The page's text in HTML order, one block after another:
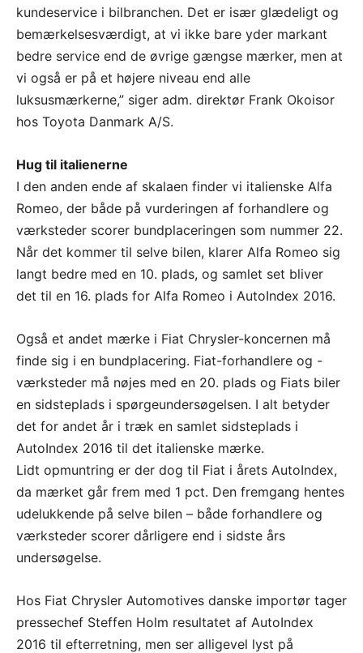
kundeservice i bilbranchen. Det er især glædeligt og
bemærkelsesværdigt, at vi ikke bare yder markant
bedre service end de øvrige gængse mærker, men at
vi også er på et højere niveau end alle
luksusmærkerne,” siger adm. direktør Frank Okoisor
hos Toyota Danmark A/S.
Hug til italienerne
I den anden ende af skalaen finder vi italienske Alfa
Romeo, der både på vurderingen af forhandlere og
værksteder scorer bundplaceringen som nummer 22.
Når det kommer til selve bilen, klarer Alfa Romeo sig
langt bedre med en 10. plads, og samlet set bliver
det til en 16. plads for Alfa Romeo i AutoIndex 2016.
Også et andet mærke i Fiat Chrysler-koncernen må
finde sig i en bundplacering. Fiat-forhandlere og -
værksteder må nøjes med en 20. plads og Fiats biler
en sidsteplads i spørgeundersøgelsen. I alt betyder
det for andet år i træk en samlet sidsteplads i
AutoIndex 2016 til det italienske mærke.
Lidt opmuntring er der dog til Fiat i årets AutoIndex,
da mærket går frem med 1 pct. Den fremgang hentes
udelukkende på selve bilen – både forhandlere og
værksteder scorer dårligere end i sidste års
undersøgelse.
Hos Fiat Chrysler Automotives danske importør tager
pressechef Steffen Holm resultatet af AutoIndex
2016 til efterretning, men ser alligevel lyst på